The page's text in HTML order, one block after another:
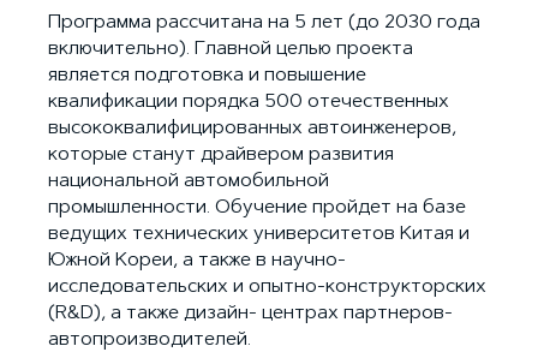
Программа рассчитана на 5 лет (до 2030 года
включительно). Главной целью проекта
является подготовка и повышение
квалификации порядка 500 отечественных
высококвалифицированных автоинженеров,
которые станут драйвером развития
национальной автомобильной
промышленности. Обучение пройдет на базе
ведущих технических университетов Китая и
Южной Кореи, а также в научно-
исследовательских и опытно-конструкторских
(R&D), а также дизайн- центрах партнеров-
автопроизводителей.